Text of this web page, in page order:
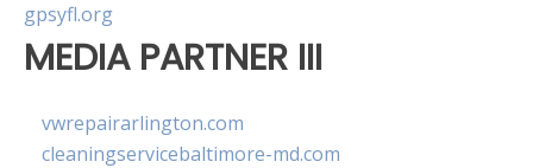
gpsyfl.org
MEDIA PARTNER III
vwrepairarlington.com
cleaningservicebaltimore-md.com